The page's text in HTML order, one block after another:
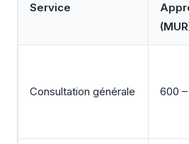
Service
Consultation générale 600